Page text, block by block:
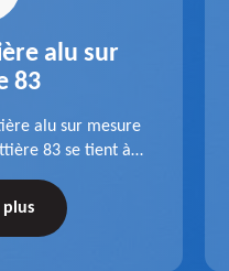
alu sur
83
alu sur mesure
83 se tient à
faites-nous
plus